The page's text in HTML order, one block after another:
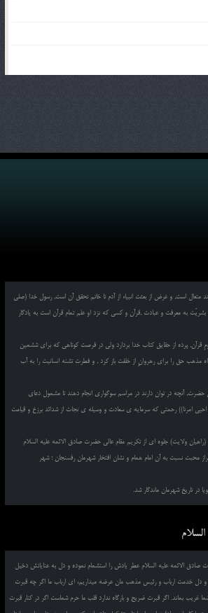
است, و غرض از بعثت انبیاء از آدم تا خاتم تحقق آن است, رسول خدا (صلی
بشریّت به معرفت و عبادت ,قرآن و کسی که نزد او علم تمام قرآن است به یادگار
قرآن, پرده از حقایق کتاب خدا بردارد ولی در فرصت کوتاهی که برای ششمین
مذهب حق را برای رهروانِ از خلقت باز کرد , و فطرت تشنه انسانیت را به آب
آنچه در توان دارند در مراسم سوگواری انجام دهند تا مشمول دعای
امرنا)) رحمتی که سرمایه ی سعادت و وسیله ی نجات از شدائد برزخ و قیامت
ولایت) جلوه ای از تکریم مقام عالی حضرت صادق الائمه علیه السلام
محبت نسبت به آن امام همام و نشان افتخار شهرمان رفسنجان ؛ شهر
در تاریخ شهرمان ماندگار شد.
صادق الائمه علیه السلام عطر یادش را استشمام نموده و دل به عنایاتش دخیل
دل خدمت ارباب و رئیس مذهب مان عرضه میداریم، ای ارباب ما اگر چه قبرت
بماند. اگر قبرت ضریح و بارگاه ندارد قلب ما حرم شماست اگر در کنار قبرت